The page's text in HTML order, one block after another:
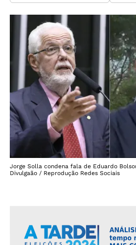
Jorge Solla condena fala de Eduardo
Divulgaão / Reprodução Redes Sociais